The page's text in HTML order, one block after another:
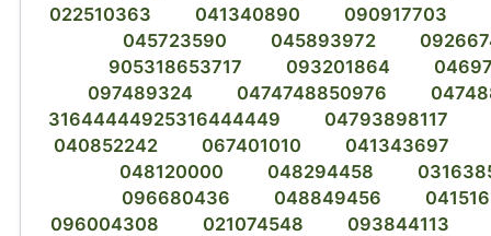
022510363
041340890
090917703
045723590
045893972
905318653717
093201864
097489324
0474748850976
31644444925316444449
04793898117
040852242
067401010
041343697
048120000
048294458
096680436
048849456
096004308
021074548
093844113